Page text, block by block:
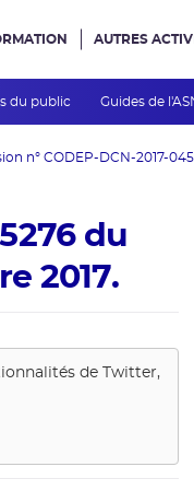
du public Guides de
AUTRES
n° CODEP-DCN-2017-
du
2017.
de
Twitter,